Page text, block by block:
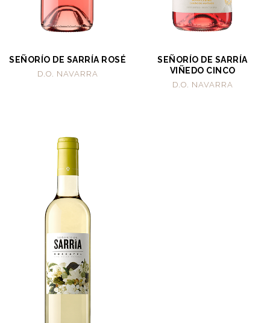
SEÑORÍO DE SARRÍA ROSÉ
D.O. NAVARRA
SEÑORÍO DE SARRÍA
VIÑEDO CINCO
D.O. NAVARRA